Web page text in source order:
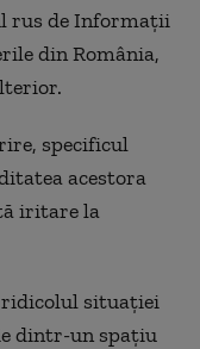
rus de Informații
din România,
specificul
acestora
iritare la
situației
dintr-un spațiu